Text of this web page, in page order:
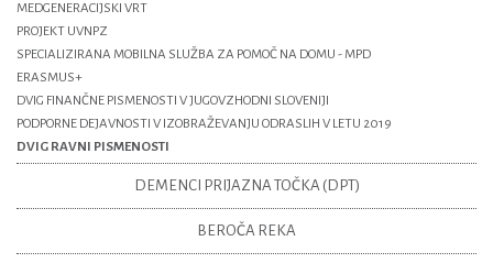
MEDGENERACIJSKI VRT
PROJEKT UVNPZ
SPECIALIZIRANA MOBILNA SLUŽBA ZA POMOČ NA DOMU - MPD
ERASMUS+
DVIG FINANČNE PISMENOSTI V JUGOVZHODNI SLOVENIJI
PODPORNE DEJAVNOSTI V IZOBRAŽEVANJU ODRASLIH V LETU 2019
DVIG RAVNI PISMENOSTI
DEMENCI PRIJAZNA TOČKA (DPT)
BEROČA REKA